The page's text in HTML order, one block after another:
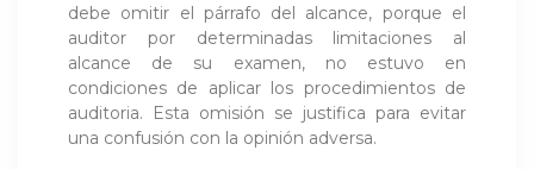
debe omitir el párrafo del alcance, porque el
auditor por determinadas limitaciones al
alcance de su examen, no estuvo en
condiciones de aplicar los procedimientos de
auditoria. Esta omisión se justifica para evitar
una confusión con la opinión adversa.